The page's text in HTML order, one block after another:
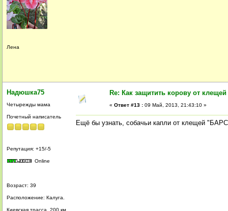
Лена
Надюшка75
Четырежды мама
Почетный написатель
Репутация: +15/-5
Online
Возраст: 39
Расположение: Калуга.
Киевская трасса. 200 км
Re: Как защитить корову от клещей
« Ответ #13 : 09 Май, 2013, 21:43:10 »
Ещё бы узнать, собачьи капли от клещей